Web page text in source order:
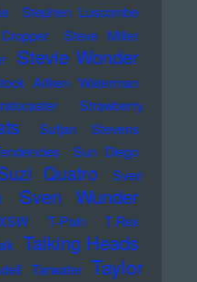
Stephen Luscombe
Steve Miller
Stevie Wonder
Aitken Waterman
Strawberry
Sufjan Stevens
Sun Diego
Quatro
Sven
Sven Wunder
T-Pain
T.Rex
Talking Heads
Tarwater Taylor